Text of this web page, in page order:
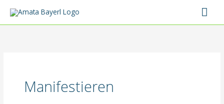
Inhalt
Manifestieren